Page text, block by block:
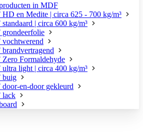
in MDF
en Medite | circa 625 - 700 kg/m³
| circa 600 kg/m³
Formaldehyde
light | circa 400 kg/m³
buig
en-door gekleurd
lack